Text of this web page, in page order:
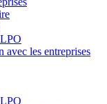
avec les entreprises